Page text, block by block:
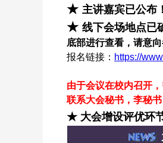
★ 主讲嘉宾已公布
★ 线下会场地点已
底部进行查看 ，请意
报名链接： https://
由于会议在校内召开
联系大会秘书，李秘
★ 大会增设评优环